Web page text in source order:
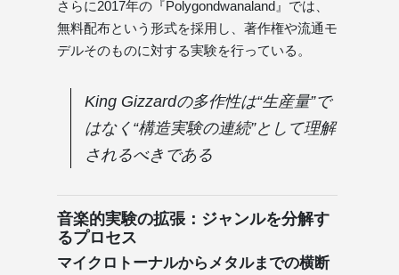
さらに2017年の『Polygondwanaland』では、
無料配布という形式を採用し、著作権や流通モ
デルそのものに対する実験を行っている。
King Gizzardの多作性は“生産量”で
はなく“構造実験の連続”として理解
されるべきである
音楽的実験の拡張：ジャンルを分解す
るプロセス
マイクロトーナルからメタルまでの横断